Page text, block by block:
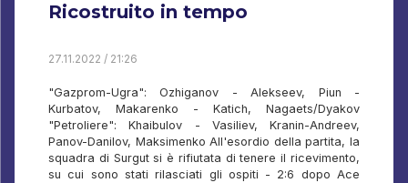
Ricostruito in tempo
27.11.2022 / 21:26
"Gazprom-Ugra": Ozhiganov - Alekseev, Piun -
Kurbatov, Makarenko - Katich, Nagaets/Dyakov
"Petroliere": Khaibulov - Vasiliev, Kranin-Andreev,
Panov-Danilov, Maksimenko All'esordio della partita, la
squadra di Surgut si è rifiutata di tenere il ricevimento,
su cui sono stati rilasciati gli ospiti - 2:6 dopo Ace